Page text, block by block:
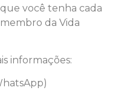
você tenha cada
da Vida
informações: